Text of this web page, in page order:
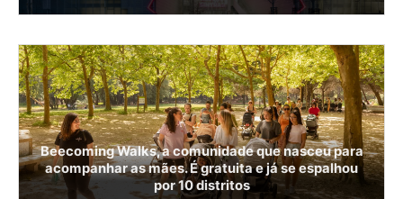
Beecoming Walks, a comunidade que nasceu para
acompanhar as mães. É gratuita e já se espalhou
por 10 distritos